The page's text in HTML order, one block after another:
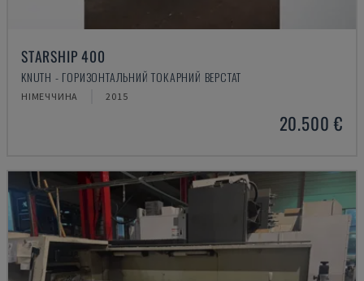
STARSHIP 400
KNUTH - ГОРИЗОНТАЛЬНИЙ ТОКАРНИЙ ВЕРСТАТ
НІМЕЧЧИНА 2015
20.500 €